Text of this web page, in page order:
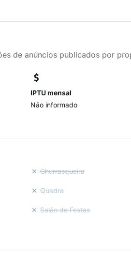
de anúncios publicados por
IPTU mensal
Não informado
Churrasqueira
Quadra
Salão de Festas